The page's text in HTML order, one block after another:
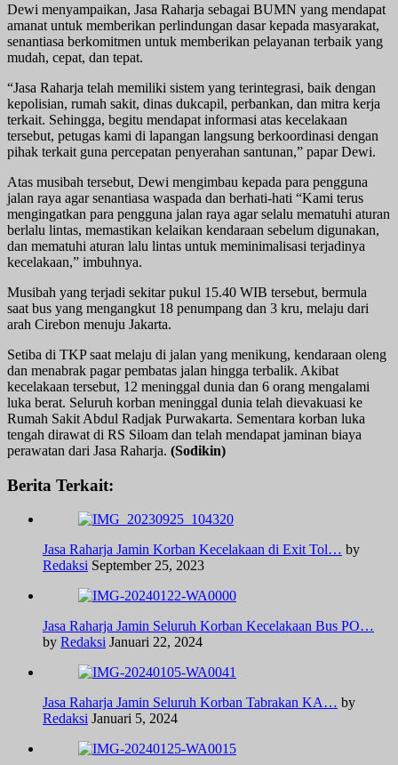
Dewi menyampaikan, Jasa Raharja sebagai BUMN yang mendapat
amanat untuk memberikan perlindungan dasar kepada masyarakat,
senantiasa berkomitmen untuk memberikan pelayanan terbaik yang
mudah, cepat, dan tepat.
“Jasa Raharja telah memiliki sistem yang terintegrasi, baik dengan
kepolisian, rumah sakit, dinas dukcapil, perbankan, dan mitra kerja
terkait. Sehingga, begitu mendapat informasi atas kecelakaan
tersebut, petugas kami di lapangan langsung berkoordinasi dengan
pihak terkait guna percepatan penyerahan santunan,” papar Dewi.
Atas musibah tersebut, Dewi mengimbau kepada para pengguna
jalan raya agar senantiasa waspada dan berhati-hati “Kami terus
mengingatkan para pengguna jalan raya agar selalu mematuhi aturan
berlalu lintas, memastikan kelaikan kendaraan sebelum digunakan,
dan mematuhi aturan lalu lintas untuk meminimalisasi terjadinya
kecelakaan,” imbuhnya.
Musibah yang terjadi sekitar pukul 15.40 WIB tersebut, bermula
saat bus yang mengangkut 18 penumpang dan 3 kru, melaju dari
arah Cirebon menuju Jakarta.
Setiba di TKP saat melaju di jalan yang menikung, kendaraan oleng
dan menabrak pagar pembatas jalan hingga terbalik. Akibat
kecelakaan tersebut, 12 meninggal dunia dan 6 orang mengalami
luka berat. Seluruh korban meninggal dunia telah dievakuasi ke
Rumah Sakit Abdul Radjak Purwakarta. Sementara korban luka
tengah dirawat di RS Siloam dan telah mendapat jaminan biaya
perawatan dari Jasa Raharja. (Sodikin)
Berita Terkait:
Jasa Raharja Jamin Korban Kecelakaan di Exit Tol… by
Redaksi September 25, 2023
Jasa Raharja Jamin Seluruh Korban Kecelakaan Bus PO…
by Redaksi Januari 22, 2024
Jasa Raharja Jamin Seluruh Korban Tabrakan KA… by
Redaksi Januari 5, 2024